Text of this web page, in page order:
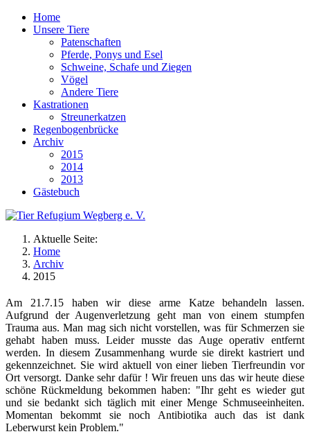
Home
Unsere Tiere
Patenschaften
Pferde, Ponys und Esel
Schweine, Schafe und Ziegen
Vögel
Andere Tiere
Kastrationen
Streunerkatzen
Regenbogenbrücke
Archiv
2015
2014
2013
Gästebuch
Aktuelle Seite:
Home
Archiv
2015
Am 21.7.15 haben wir diese arme Katze behandeln lassen.
Aufgrund der Augenverletzung geht man von einem stumpfen
Trauma aus. Man mag sich nicht vorstellen, was für Schmerzen sie
gehabt haben muss. Leider musste das Auge operativ entfernt
werden. In diesem Zusammenhang wurde sie direkt kastriert und
gekennzeichnet. Sie wird aktuell von einer lieben Tierfreundin vor
Ort versorgt. Danke sehr dafür ! Wir freuen uns das wir heute diese
schöne Rückmeldung bekommen haben: "Ihr geht es wieder gut
und sie bedankt sich täglich mit einer Menge Schmuseeinheiten.
Momentan bekommt sie noch Antibiotika auch das ist dank
Leberwurst kein Problem."